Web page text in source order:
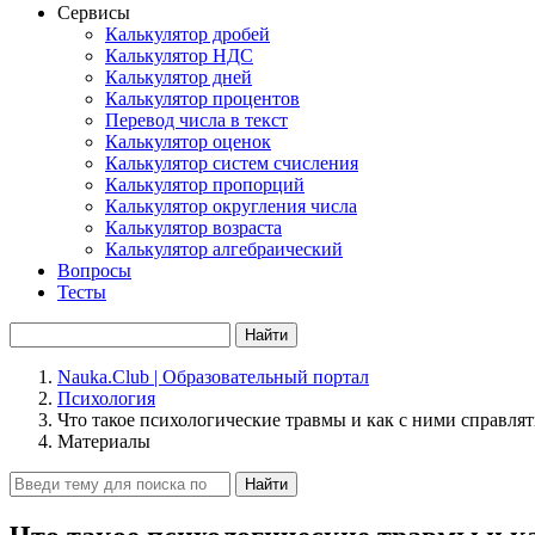
Сервисы
Калькулятор дробей
Калькулятор НДС
Калькулятор дней
Калькулятор процентов
Перевод числа в текст
Калькулятор оценок
Калькулятор систем счисления
Калькулятор пропорций
Калькулятор округления числа
Калькулятор возраста
Калькулятор алгебраический
Вопросы
Тесты
Найти
Nauka.Club | Образовательный портал
Психология
Что такое психологические травмы и как с ними
Материалы
Найти